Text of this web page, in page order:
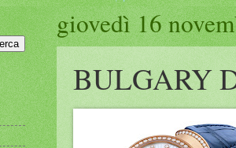
giovedì 16
BULGARY